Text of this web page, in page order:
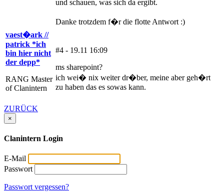
und schauen, was sich da ergibt.
Danke trotzdem f�r die flotte Antwort :)
vaest�ark //
patrick *ich
bin hier nicht
der depp*
RANG Master
of Clanintern
#4 - 19.11 16:09
ms sharepoint?
ich wei� nix weiter dr�ber, meine aber geh�rt
zu haben das es sowas kann.
ZURÜCK
×
Clanintern Login
E-Mail
Passwort
Passwort vergessen?